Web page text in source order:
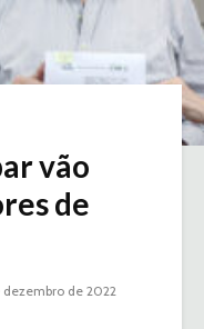
vão
de
dezembro de 2022